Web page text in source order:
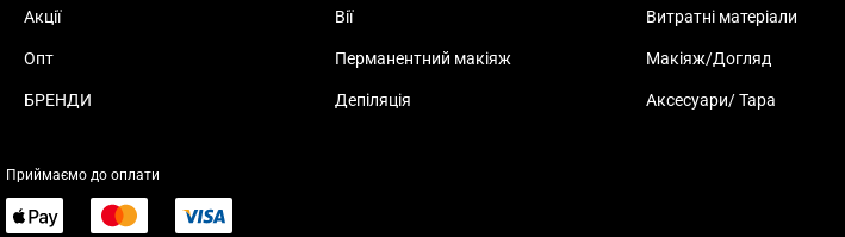
Акції
Опт
БРЕНДИ
Вії
Перманентний макіяж
Депіляція
Витратні матеріали
Макіяж/Догляд
Аксесуари/ Тара
Приймаємо до оплати